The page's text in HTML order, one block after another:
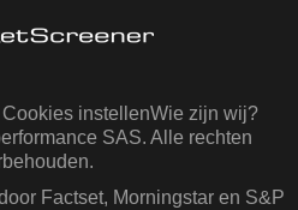
Cookies instellenWie zijn wij?
SAS. Alle rechten
Factset, Morningstar en S&P